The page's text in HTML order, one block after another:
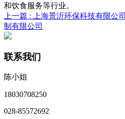
和饮食服务等行业。
上一篇 :
上海景沂环保科技有限公司
制有限公司
联系我们
陈小姐
18030708250
028-85572692